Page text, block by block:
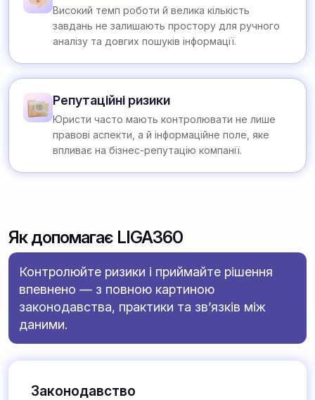
Високий темп роботи й велика кількість
завдань не залишають простору для ручного
аналізу та довгих пошуків інформації.
Репутаційні ризики
Юристи часто мають контролювати не лише
правові аспекти, а й інформаційне поле, яке
впливає на бізнес-репутацію компанії.
Як допомагає LIGA360
Контролюйте ризики і приймайте рішення
впевнено — з повною картиною
законодавства, практики та зв’язків між
даними.
Законодавство